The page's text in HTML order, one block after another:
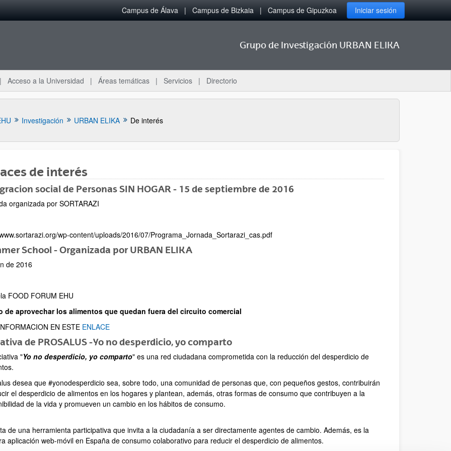
Campus de Álava Campus de Bizkaia Campus de Gipuzkoa Iniciar sesión
Grupo de Investigación URBAN ELIKA
Acceso a la Universidad Áreas temáticas Servicios Directorio
Investigación URBAN ELIKA De interés
subpáginas
subpáginas
subpáginas
subpáginas
de interés
social de Personas SIN HOGAR - 15 de septiembre de 2016
organizada por SORTARAZI
wp-content/uploads/2016/07/Programa_Jornada_Sortarazi_cas.pdf
School - Organizada por URBAN ELIKA
de 2016
FOOD FORUM EHU
de aprovechar los alimentos que quedan fuera del circuito comercial
EN ESTE ENLACE
de PROSALUS - Yo no desperdicio, yo comparto
"Yo no desperdicio, yo comparto" es una red ciudadana comprometida con la reducción del desperdicio de
desea que #yonodesperdicio sea, sobre todo, una comunidad de personas que, con pequeños gestos, contribuirán
el desperdicio de alimentos en los hogares y plantean, además, otras formas de consumo que contribuyen a la
de la vida y promueven un cambio en los hábitos de consumo.
de una herramienta participativa que invita a la ciudadanía a ser directamente agentes de cambio. Además, es la
aplicación web-móvil en España de consumo colaborativo para reducir el desperdicio de alimentos.